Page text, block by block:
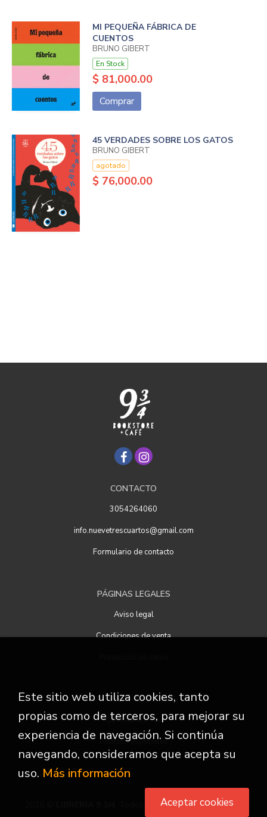
MI PEQUEÑA FÁBRICA DE
CUENTOS
BRUNO GIBERT
En Stock
$ 81,000.00
Comprar
45 VERDADES SOBRE LOS GATOS
BRUNO GIBERT
agotado
$ 76,000.00
CONTACTO
3054264060
info.nuevetrescuartos@gmail.com
Formulario de contacto
PÁGINAS LEGALES
Aviso legal
Condiciones de venta
ATENCIÓN AL CLIENTE
Quiénes somos
Pedidos especiales
. Todos los Derechos Reservados
Este sitio web utiliza cookies, tanto
propias como de terceros, para mejorar su
experiencia de navegación. Si continúa
navegando, consideramos que acepta su
uso. Más información
Aceptar cookies